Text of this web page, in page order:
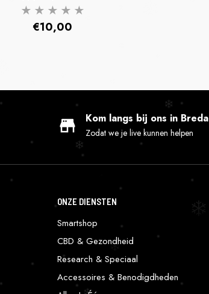
Prix
€10,00
Kom langs bij ons in Breda
Zodat we je live kunnen helpen
ONZE DIENSTEN
Smartshop
CBD & Gezondheid
Research & Speciaal
Accessoires & Benodigdheden